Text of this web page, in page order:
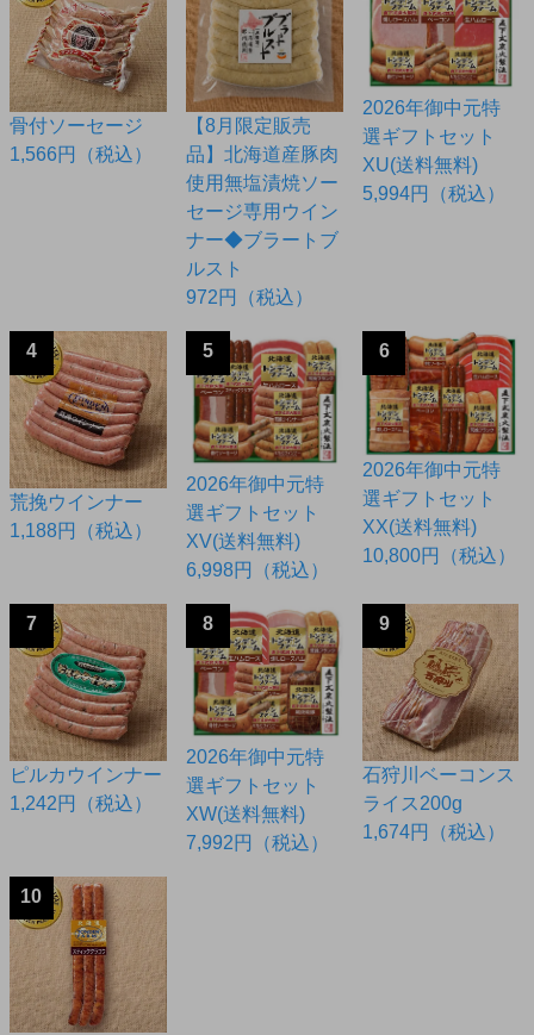
骨付ソーセージ
1,566円（税込）
【8月限定販売
品】北海道産豚肉
使用無塩漬焼ソー
セージ専用ウイン
ナー◆ブラートブ
ルスト
972円（税込）
2026年御中元特
選ギフトセット
XU(送料無料)
5,994円（税込）
4
荒挽ウインナー
1,188円（税込）
5
2026年御中元特
選ギフトセット
XV(送料無料)
6,998円（税込）
6
2026年御中元特
選ギフトセット
XX(送料無料)
10,800円（税込）
7
ピルカウインナー
1,242円（税込）
8
2026年御中元特
選ギフトセット
XW(送料無料)
7,992円（税込）
9
石狩川ベーコンス
ライス200g
1,674円（税込）
10